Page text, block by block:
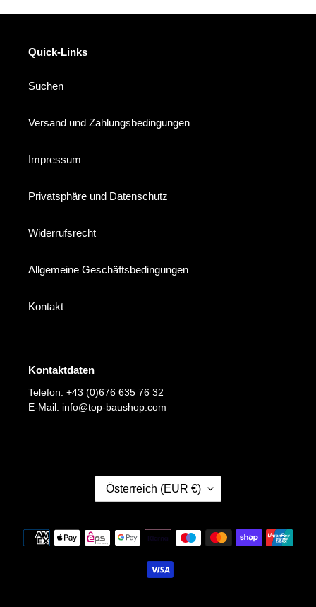
Quick-Links
Suchen
Versand und Zahlungsbedingungen
Impressum
Privatsphäre und Datenschutz
Widerrufsrecht
Allgemeine Geschäftsbedingungen
Kontakt
Kontaktdaten
Telefon: +43 (0)676 635 76 32
E-Mail: info@top-baushop.com
D
/
Österreich (EUR €)
Zahlungsmethoden